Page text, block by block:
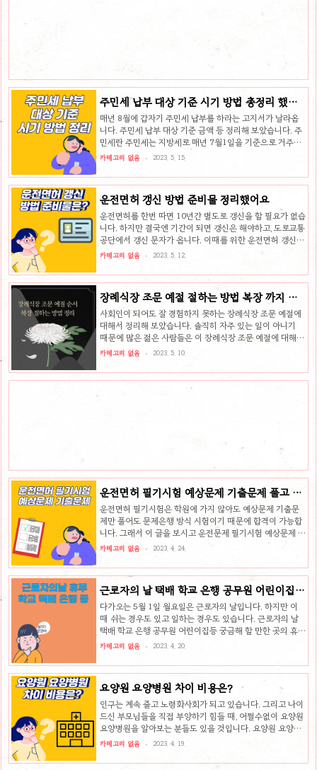
적인 퇴사와 다시 ..
주민세 납부 대상 기준 시기 방법 총정리 했어
요
매년 8월에 갑자기 주민세 납부를 하라는 고지서가 날라옵
니다. 주민세 납부 대상 기준 금액 등 정리해 보았습니다. 주
민세란 주민세는 지방세로 매년 7월1일을 기준으로 거주하
는 지역에 주소지를 둔 세대주 및 사업소를 가진 사업주들에
대주 개인이 내게되는 금액은 1만원이 초과 되지 않는 범위
만원 내에 부과 합니다. 취약자로 분류되는 기초생활수급자
및 한부모가정, 차상위계층은 보통 주민세 납부가 면제 됩니
다. 사업소 사업자분은 전년도 부가가치세 과세표준액 기준
으로 세금이 매겨 지는데, 과세표준액 4800만원 이상인 개
인사업자나 법인사업자가 납부해야 합니다. 4800이하면 부
카테고리 없음 2023. 5. 15.
운전면허 갱신 방법 준비물 정리했어요
운전면허를 한번 따면 10년간 별도로 갱신을 할 필요가 없습
니다. 하지만 결국엔 기간이 되면 갱신은 해야하고, 도로교통
공단에서 갱신 문자가 옵니다. 이때를 위한 운전면허 갱신
준비물 및 갱신 방법에 대해서 알아보겠습니다. 운전면허 갱
고, 마지막 해의 1년 내에 갱신해야 합니다. 갱신을 안하면
만원입니다. 갱신은 운전면허시험장에서 합니다. 1종은 신
체검사가 필요하기 때문에 무조건 방문을 해야하지만 2종은
온라인로 갱신할수 있습니다. 하지만 2종도 결국에는 면허
증 수령을 위해서 오프라인 방문을 해야 하기때문에 그냥 시
간을 내서 하루에 운전면허시험장에 가서 갱신하시는 것을
카테고리 없음 2023. 5. 12.
장례식장 조문 예절 절하는 방법 복장 까지 확
실하게 알고 가세요
사회인이 되어도 잘 경험하지 못하는 장례식장 조문 예절에
대해서 정리해 보았습니다. 솔직히 자주 있는 일이 아니기
때문에 많은 젊은 사람들은 이 장례식장 조문 예절에 대해서
잘 모르고 궁금해 하므로 한번 읽어보시고 장례식장 방문하
알아야 할 것은 조문 순서 입니다. 아래의 순서로 행동하시면
결례를 범할 일이 없으므로 잘 읽고 행동하시기 바랍니다. 먼
만 보통 분향만 하는 경우가 많이 있습니다. 단체로 갔을때
카테고리 없음 2023. 5. 10.
운전면허 필기시험 예상문제 기출문제 풀고 시
험보세요
운전면허 필기시험은 학원에 가지 않아도 예상문제 기출문
제만 풀어도 문제은행 방식 시험이기 때문에 합격이 가능합
니다. 그래서 이 글을 보시고 운전문제 필기시험 예상문제 기
출문제 다운받아 풀어보시고 시험쳐 보시기 바랍니다. 그리
운전면허 필기시험 예상문제 기출문제 필기시험 자체가 문
제은행식으로 1000문제 중 무작위 40문제가 나오는 방식이
고, 문제 유형 및 문제가 거의 비슷해서 몇 회차를 풀어보면
쉽게 합격할수 있습니다. 위의 다운받기를 누르면 학과시험
문제를 다운받아 볼수 있습니다. 도로교통공단 링크로 문제
도 정확하고 바로바로 업데잍 됩니다. 그리고 필기시험 앱은
아래 링크에서 받을수 있습니다. 제가 써본 여러개의 운전면
카테고리 없음 2023. 4. 24.
근로자의 날 택배 학교 은행 공무원 어린이집
은?
다가오는 5월 1일 월요일은 근로자의 날입니다. 하지만 이
때 쉬는 경우도 있고 일하는 경우도 있습니다. 근로자의 날
택배 학교 은행 공무원 어린이집등 궁금해 할 만한 곳의 휴무
여부에 대해서 알아보았습니다. 근로자의 날 휴무 근로자의
로 아래 4개로 나눌수 있습니다. 법정 공휴일 : 관공서의 공
근로기준법에 의해 보장하는 휴일(근로자의 날, 토요일) 대
체공휴일 : 공휴일과 휴일이 겹쳤을때 비공휴일을 대체로 지
정해주는 휴일 임시공휴일 : 정부가 임시로 정하는 휴일 법정
공휴일은 누구나 다 쉬는 날로 생각하면 되시고, 법정휴일은
근로기준법에 의해 주어지는 휴무일입니다. 그러므로 근로
카테고리 없음 2023. 4. 20.
요양원 요양병원 차이 비용은?
인구는 계속 줄고 노령화사회가 되고 있습니다. 그리고 나이
드신 부모님들을 직접 부양하기 힘들 때, 어쩔수없이 요양원
요양병원을 알아보는 분들도 있을 것입니다. 요양원 요양병
원 차이 비용을 보시고 모실 곳을 생각해보셔도 좋을 것 같습
자서 거동이 가능한지 아픈곳은 없는지에 유무에 따라 달라
카테고리 없음 2023. 4. 19.